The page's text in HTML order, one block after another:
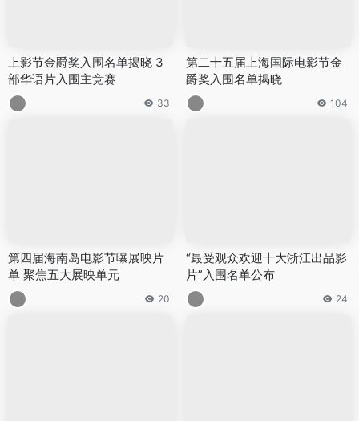
上影节金爵奖入围名单揭晓 3
部华语片入围主竞赛
33
第二十五届上海国际电影节金
爵奖入围名单揭晓
104
第四届海南岛电影节曝展映片
单 聚焦五大展映单元
20
“最受观众欢迎十大浙江出品影
片”入围名单公布
24